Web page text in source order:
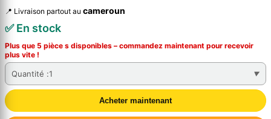
📍 Livraison partout au cameroun
✅ En stock
Plus que 5 pièce s disponibles – commandez maintenant pour recevoir
plus vite !
Quantité :1
Acheter maintenant